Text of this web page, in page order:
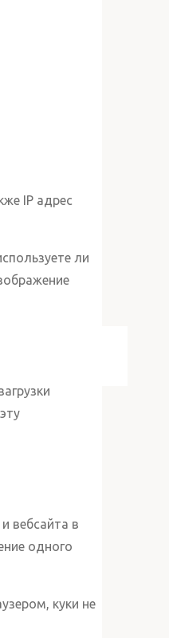
IP адрес
ли
вебсайта в
одного
куки не